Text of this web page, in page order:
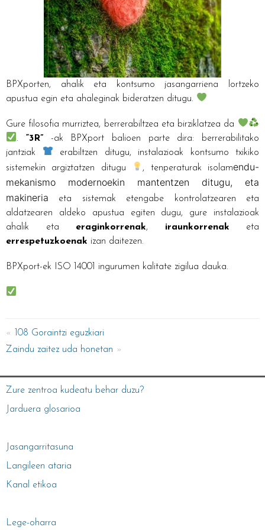
BPXporten, ahalik eta kontsumo jasangarriena lortzeko
apustua egin eta ahaleginak bideratzen ditugu.
Gure filosofia murriztea, berrerabiltzea eta birziklatzea da
. “3R”-ak BPXport balioen parte dira: berrerabilitako
jantziak
erabiltzen ditugu, instalazioak kontsumo txikiko
sistemekin argiztatzen ditugu
, tenperaturak isolamendu-
mekanismo modernoekin mantentzen ditugu, eta
makineria
eta sistemak etengabe kontrolatzearen eta
aldatzearen aldeko apustua egiten dugu, gure instalazioak
ahalik eta eraginkorrenak, iraunkorrenak eta
errespetuzkoenak izan daitezen.
BPXport-ek ISO 14001 ingurumen kalitate zigilua dauka.
108 Goraintzi eguzkiari
Zaindu zaitez uda honetan
Zure zentroa kudeatu behar duzu?
Jarduera glosarioa
Jasangarritasuna
Langileen ataria
Kanal etikoa
Lege-oharra